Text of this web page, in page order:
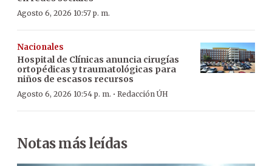
Agosto 6, 2026 10:57 p. m.
Nacionales
Hospital de Clínicas anuncia cirugías
ortopédicas y traumatológicas para
niños de escasos recursos
Agosto 6, 2026 10:54 p. m. · Redacción ÚH
Notas más leídas